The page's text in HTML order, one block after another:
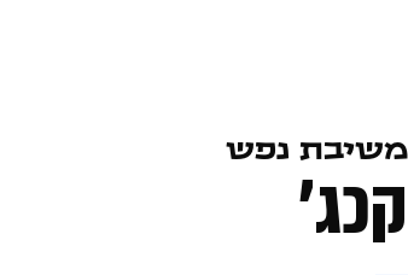
משיבת נפש
קכג׳